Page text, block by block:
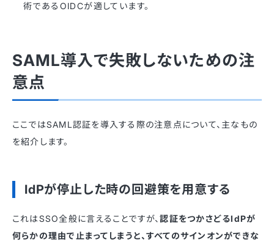
術であるOIDCが適しています。
SAML導入で失敗しないための注
意点
ここではSAML認証を導入する際の注意点について、主なもの
を紹介します。
IdPが停止した時の回避策を用意する
これはSSO全般に言えることですが、認証をつかさどるIdPが
何らかの理由で止まってしまうと、すべてのサインオンができな